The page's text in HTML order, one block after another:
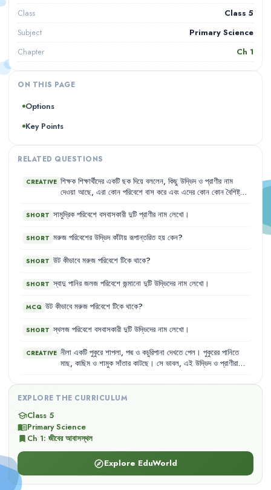
Class Class 5
Subject Primary Science
Chapter Ch 1
ON THIS PAGE
Options
Key Points
RELATED QUESTIONS
CREATIVE শিক্ষক শিক্ষার্থীদের একটি ছক দিয়ে বললেন, কিছু উদ্ভিদ ও প্রাণীর নাম
দেওয়া আছে, এরা কোন পরিবেশে বাস করে এবং এদের কোন কোন বৈশিষ্ট্য
সুন্দরী গাছ, শাপলা, বাজপাখি, শ্বেত ভল্লুক ও ফণীমনসার
SHORT সামুদ্রিক পরিবেশে বসবাসকারী দুটি প্রাণীর নাম লেখো ।
SHORT মরুজ পরিবেশের উদ্ভিদ কাঁটায় রূপান্তরিত হয় কেন?
SHORT উট কীভাবে মরুজ পরিবেশে টিকে থাকে?
SHORT স্বাদু পানির জলজ পরিবেশে জন্মানো দুটি উদ্ভিদের নাম লেখো ।
MCQ উট কীভাবে মরুজ পরিবেশে টিকে থাকে?
SHORT স্থলজ পরিবেশে বসবাসকারী দুটি উদ্ভিদের নাম লেখো ।
CREATIVE নীলা একটি পুকুরে শাপলা, পদ্ম ও কচুরিপানা দেখতে পেল । পুকুরের পানিতে
মাছ, কাছিম ও শামুক সাঁতার কাটছে । সে ভাবল, এই উদ্ভিদ ও প্রাণীরা
EXPLORE THE CURRICULUM
schoolClass 5
menu_bookPrimary Science
bookmark Ch 1: জীবের আবাসস্থল
exploreExplore EduWorld